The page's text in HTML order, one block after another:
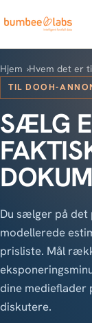
Hjem Hvem det er
TIL DOOH-
SÆLG
Du sælger på det
modellerede
prisliste. Mål
dine medieflader
diskutere.